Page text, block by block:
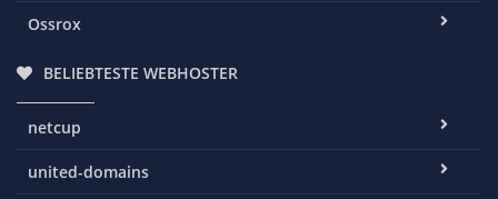
Ossrox
BELIEBTESTE WEBHOSTER
netcup
united-domains